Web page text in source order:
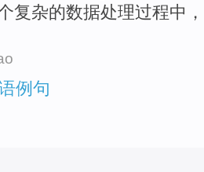
复杂的数据处理过程中，
例句